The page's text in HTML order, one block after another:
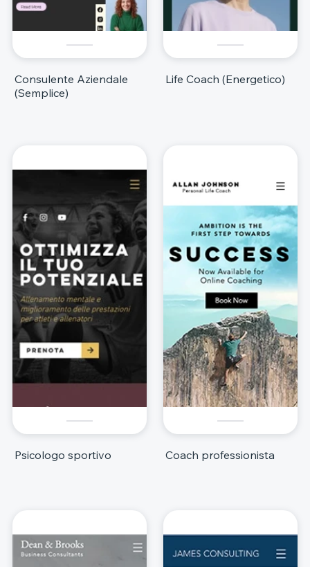
Consulente Aziendale
(Semplice)
Life Coach (Energetico)
Psicologo sportivo Coach professionista